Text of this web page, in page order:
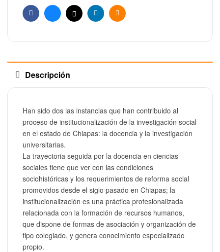
FacebookBlueskyX LinkedinEmail
Descripción
Han sido dos las instancias que han contribuido al
proceso de institucionalización de la investigación social
en el estado de Chiapas: la docencia y la investigación
universitarias.
La trayectoria seguida por la docencia en ciencias
sociales tiene que ver con las condiciones
sociohistóricas y los requerimientos de reforma social
promovidos desde el siglo pasado en Chiapas; la
institucionalización es una práctica profesionalizada
relacionada con la formación de recursos humanos,
que dispone de formas de asociación y organización de
tipo colegiado, y genera conocimiento especializado
propio.